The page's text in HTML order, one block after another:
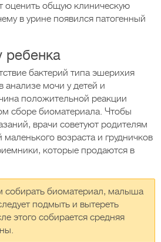
оценить общую клиническую
в урине появился патогенный
ребенка
бактерий типа эшерихия
анализе мочи у детей и
положительной реакции
сборе биоматериала. Чтобы
врачи советуют родителям
маленького возраста и грудничков
которые продаются в
собирать биоматериал, малыша
подмыть и вытереть
этого собирается средняя